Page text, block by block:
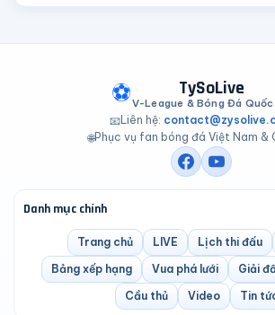
⚽ TySoLive
V-League & Bóng Đá
📧Liên hệ:
🌐Phục vụ fan bóng đá Việt Nam &
Danh mục chính
Trang chủ LIVE Lịch thi đấu
Bảng xếp hạng
Vua phá lưới Giải
Cầu thủ
Video Tin